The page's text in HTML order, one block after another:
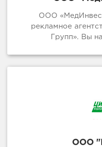
ООО
рекламное
Групп». Вы
ООО